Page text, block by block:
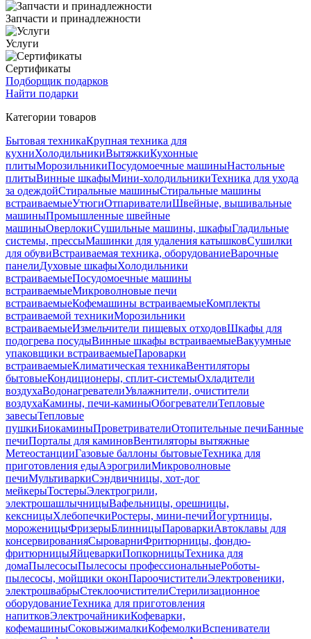
Запчасти и принадлежности
Услуги
Сертификаты
Подборщик подарков
Найти подарки
Категории товаров
Бытовая техникаКрупная техника для
кухниХолодильникиВытяжкиКухонные
плитыМорозильникиПосудомоечные машиныНастольные
плитыВинные шкафыМини-холодильникиТехника для ухода
за одеждойСтиральные машиныСтиральные машины
встраиваемыеУтюгиОтпаривателиШвейные, вышивальные
машиныПромышленные швейные
машиныОверлокиСушильные машины, шкафыГладильные
системы, прессыМашинки для удаления катышковСушилки
для обувиВстраиваемая техника, оборудованиеВарочные
панелиДуховые шкафыХолодильники
встраиваемыеПосудомоечные машины
встраиваемыеМикроволновые печи
встраиваемыеКофемашины встраиваемыеКомплекты
встраиваемой техникиМорозильники
встраиваемыеИзмельчители пищевых отходовШкафы для
подогрева посудыВинные шкафы встраиваемыеВакуумные
упаковщики встраиваемыеПароварки
встраиваемыеКлиматическая техникаВентиляторы
бытовыеКондиционеры, сплит-системыОхладители
воздухаВодонагревателиУвлажнители, очистители
воздухаКамины, печи-каминыОбогревателиТепловые
завесыТепловые
пушкиБиокаминыПроветривателиОтопительные печиБанные
печиПорталы для каминовВентиляторы вытяжные
МетеостанцииГазовые баллоны бытовыеТехника для
приготовления едыАэрогрилиМикроволновые
печиМультиваркиСэндвичницы, хот-дог
мейкерыТостерыЭлектрогрили,
электрошашлычницыВафельницы, орешницы,
кексницыХлебопечкиРостеры, мини-печиЙогуртницы,
мороженицыФризерыБлинницыПароваркиАвтоклавы для
консервированияСыроварниФритюрницы, фондю-
фритюрницыЯйцеваркиПопкорницыТехника для
домаПылесосыПылесосы профессиональныеРоботы-
пылесосы, мойщики оконПароочистителиЭлектровеники,
электрошвабрыСтеклоочистителиСтерилизационное
оборудованиеТехника для приготовления
напитковЭлектрочайникиКофеварки,
кофемашиныСоковыжималкиКофемолкиВспениватели